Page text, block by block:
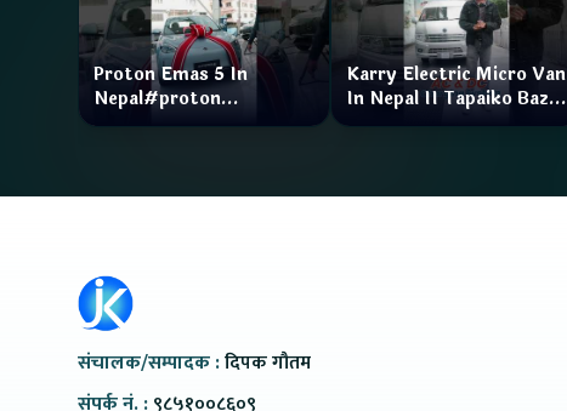
Proton Emas 5 In
Nepal#proton
#protonemas5#protonnepal#evcarnepal
Karry Electric Micro Van
In Nepal II Tapaiko Bazar
II Jankari Kendra
संचालक/सम्पादक :दिपक गौतम
संपर्क नं. :९८५१००८६०९